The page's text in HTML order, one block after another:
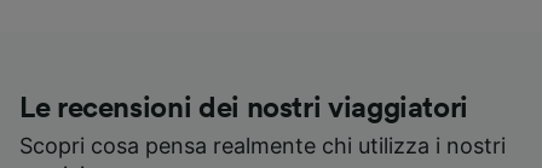
Le recensioni dei nostri viaggiatori
Scopri cosa pensa realmente chi utilizza i nostri